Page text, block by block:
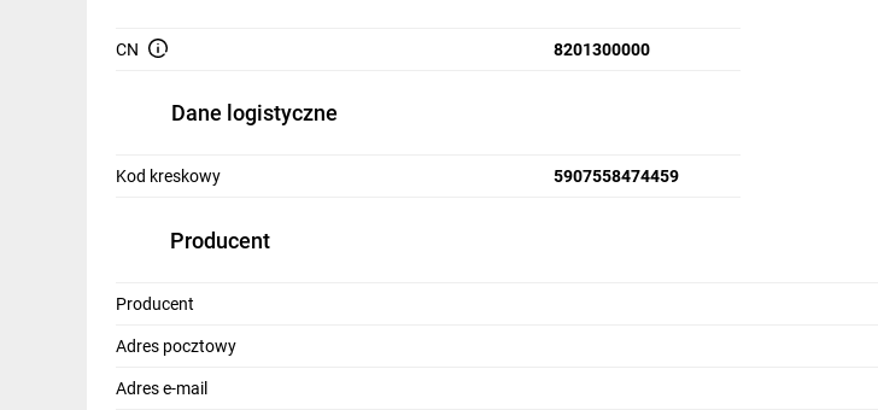
Dom i ogród
Klimatyzacja
Budowa i Remont
Elektronika
Smart home
CN 8201300000
Dane logistyczne
Kod kreskowy 5907558474459
Producent
Producent
Adres pocztowy
Adres e-mail